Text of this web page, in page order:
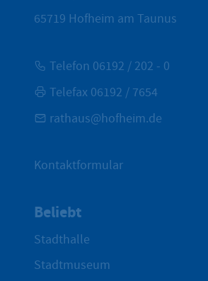
65719 Hofheim am Taunus
Telefon 06192 / 202 - 0
Telefax 06192 / 7654
rathaus@hofheim.de
Kontaktformular
Beliebt
Stadthalle
Stadtmuseum